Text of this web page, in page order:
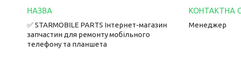
✅ STARMOBILE PARTS Інтернет-магазин
запчастин для ремонту мобільного
телефону та планшета
Менеджер